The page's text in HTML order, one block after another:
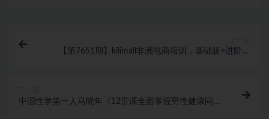
【第7651期】kilimall非洲电商培训，基础版+进阶版
中国性学第一人马晓年《12堂课全面掌握男性健康问